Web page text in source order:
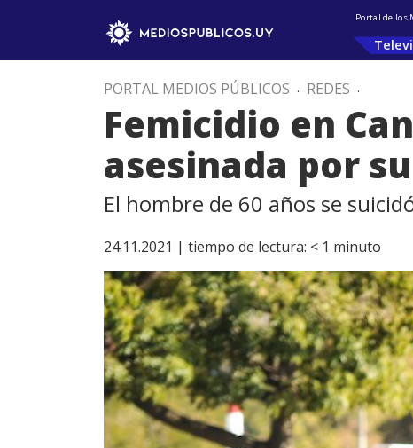
Portal de los
PORTAL MEDIOS PÚBLICOS . REDES .
Femicidio en
asesinada por
El hombre de 60 años se
24.11.2021 | tiempo de lectura: < 1 minuto